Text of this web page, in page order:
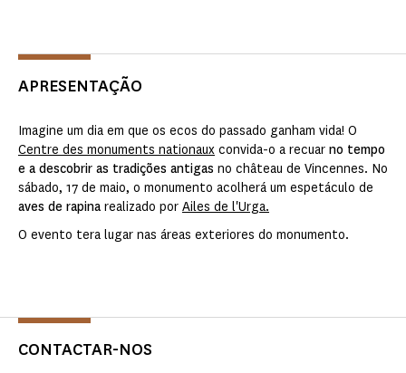
APRESENTAÇÃO
Imagine um dia em que os ecos do passado ganham vida! O
Centre des monuments nationaux convida-o a recuar no tempo
e a descobrir as tradições antigas no château de Vincennes. No
sábado, 17 de maio, o monumento acolherá um espetáculo de
aves de rapina realizado por Ailes de l'Urga.
O evento tera lugar nas áreas exteriores do monumento.
CONTACTAR-NOS